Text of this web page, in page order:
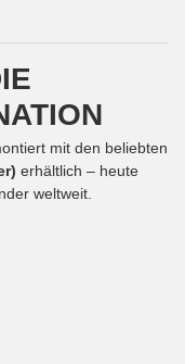
mit den beliebten
erhältlich – heute
weltweit.